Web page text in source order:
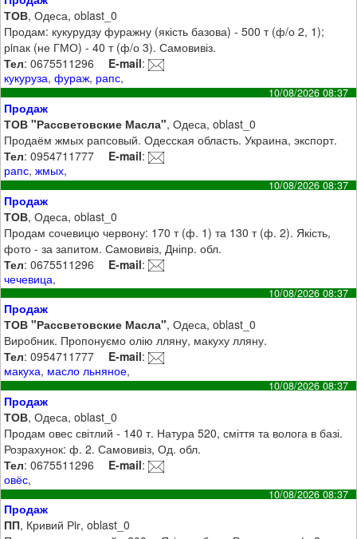
ТОВ, Одеса, oblast_0
Продам: кукурудзу фуражну (якість базова) - 500 т (ф/о 2, 1);
рiпак (не ГМО) - 40 т (ф/о 3). Самовивіз.
Тел: 0675511296 E-mail:
кукуруза,фураж, рапс,
10/08/2026 08:37
Продаж
ТОВ "Рассветовские Масла", Одеса, oblast_0
Продаём жмых рапсовый. Одесская область. Украина, экспорт.
Тел: 0954711777 E-mail:
рапс,жмых,
10/08/2026 08:37
Продаж
ТОВ, Одеса, oblast_0
Продам сочевицю червону: 170 т (ф. 1) та 130 т (ф. 2). Якість,
фото - за запитом. Самовивіз, Дніпр. обл.
Тел: 0675511296 E-mail:
чечевица,
10/08/2026 08:37
Продаж
ТОВ "Рассветовские Масла", Одеса, oblast_0
Виробник. Пропонуємо олію лляну, макуху лляну.
Тел: 0954711777 E-mail:
макуха, масло льняное,
10/08/2026 08:37
Продаж
ТОВ, Одеса, oblast_0
Продам овес світлий - 140 т. Натура 520, сміття та волога в базі.
Розрахунок: ф. 2. Самовивіз, Од. обл.
Тел: 0675511296 E-mail:
овёс,
10/08/2026 08:37
Продаж
ПП, Кривий Рiг, oblast_0